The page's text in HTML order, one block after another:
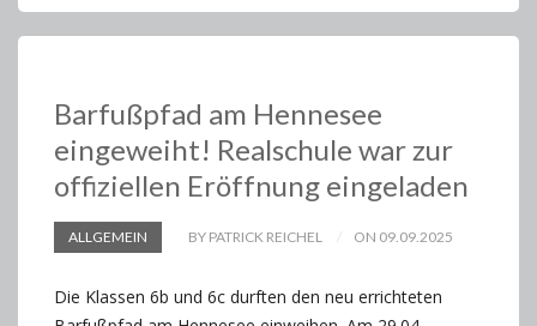
Barfußpfad am Hennesee
eingeweiht! Realschule war zur
offiziellen Eröffnung eingeladen
ALLGEMEIN BY PATRICK REICHEL ON 09.09.2025
Die Klassen 6b und 6c durften den neu errichteten